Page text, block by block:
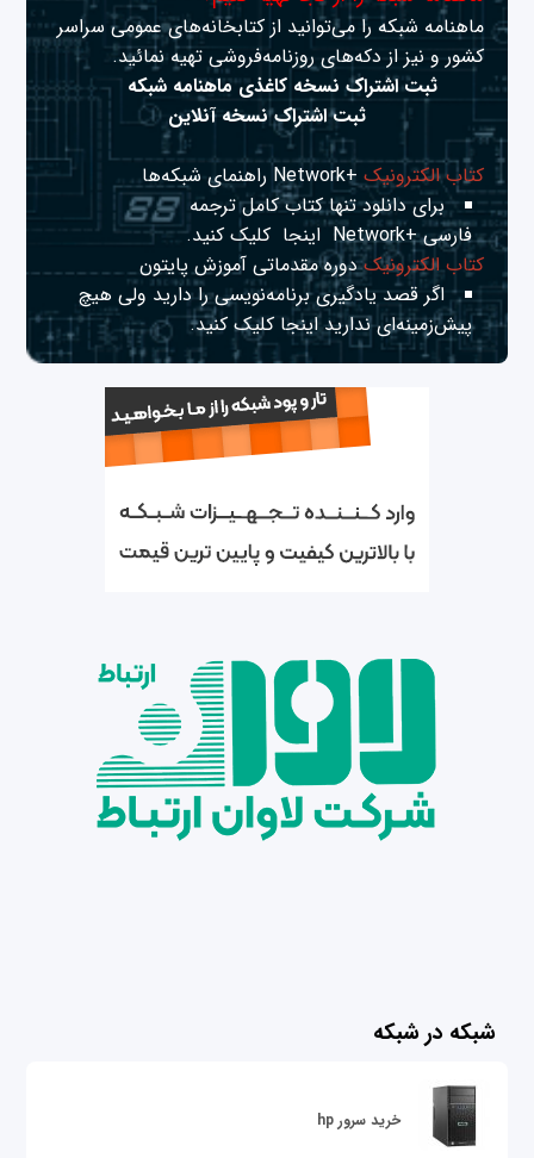
ماهنامه شبکه را می‌توانید از کتابخانه‌های عمومی سراسر
کشور و نیز از دکه‌های روزنامه‌فروشی تهیه نمائید.
ثبت اشتراک نسخه کاغذی ماهنامه شبکه
ثبت اشتراک نسخه آنلاین
کتاب الکترونیک+Network راهنمای شبکه‌ها
برای دانلود تنها کتاب کامل ترجمه
فارسی +Network
اینجا کلیک کنید.
کتاب الکترونیکدوره مقدماتی آموزش پایتون
اگر قصد یادگیری برنامه‌نویسی را دارید ولی هیچ
پیش‌زمینه‌ای نداریداینجا کلیک کنید.
شبکه در شبکه
خرید سرور hp